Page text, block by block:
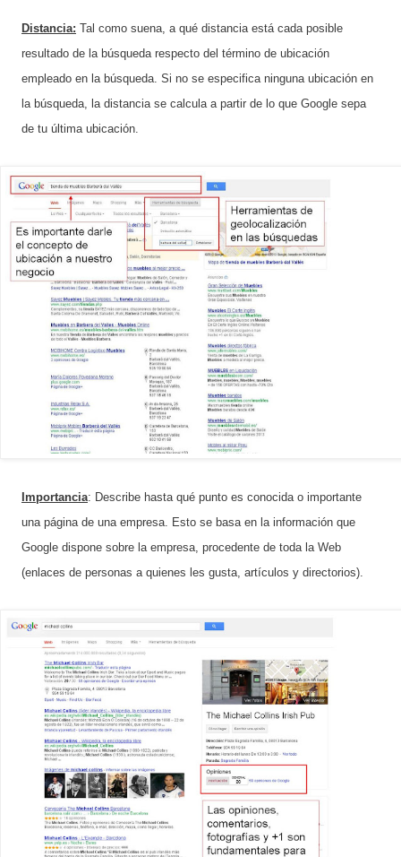
Distancia: Tal como suena, a qué distancia está cada posible
resultado de la búsqueda respecto del término de ubicación
empleado en la búsqueda. Si no se especifica ninguna ubicación en
la búsqueda, la distancia se calcula a partir de lo que Google sepa
de tu última ubicación.
Importancia: Describe hasta qué punto es conocida o importante
una página de una empresa. Esto se basa en la información que
Google dispone sobre la empresa, procedente de toda la Web
(enlaces de personas a quienes les gusta, artículos y directorios).